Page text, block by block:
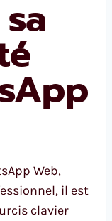
Web,
il est
clavier